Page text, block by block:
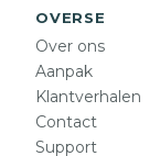
OVERSE
Over ons
Aanpak
Klantverhalen
Contact
Support